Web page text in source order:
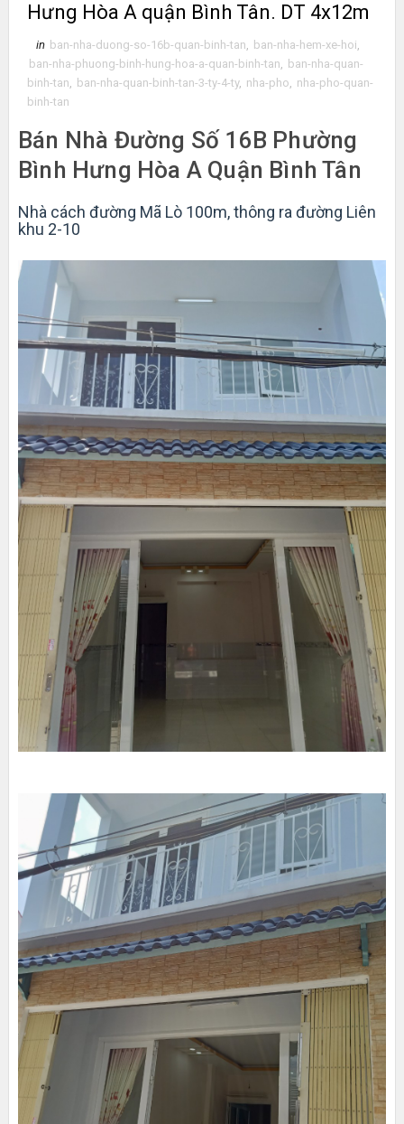
Hưng Hòa A quận Bình Tân. DT 4x12m
in ban-nha-duong-so-16b-quan-binh-tan, ban-nha-hem-xe-hoi,
ban-nha-phuong-binh-hung-hoa-a-quan-binh-tan, ban-nha-quan-
binh-tan, ban-nha-quan-binh-tan-3-ty-4-ty, nha-pho, nha-pho-quan-
binh-tan
Bán Nhà Đường Số 16B Phường
Bình Hưng Hòa A Quận Bình Tân
Nhà cách đường Mã Lò 100m, thông ra đường Liên
khu 2-10